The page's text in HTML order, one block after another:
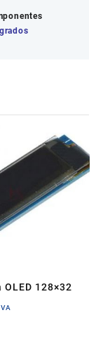
128×32